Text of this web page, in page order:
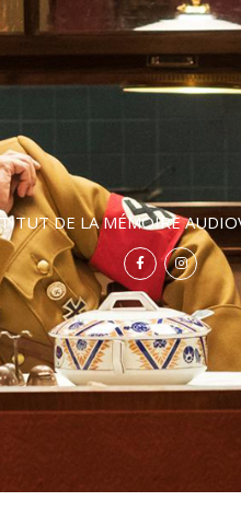
DE LA MÉMOIRE